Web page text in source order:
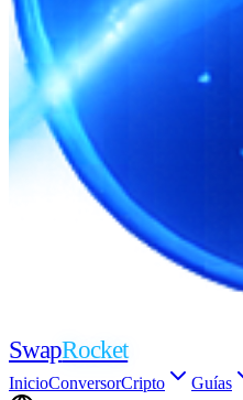
SwapRocket
InicioConversorCripto
Guías